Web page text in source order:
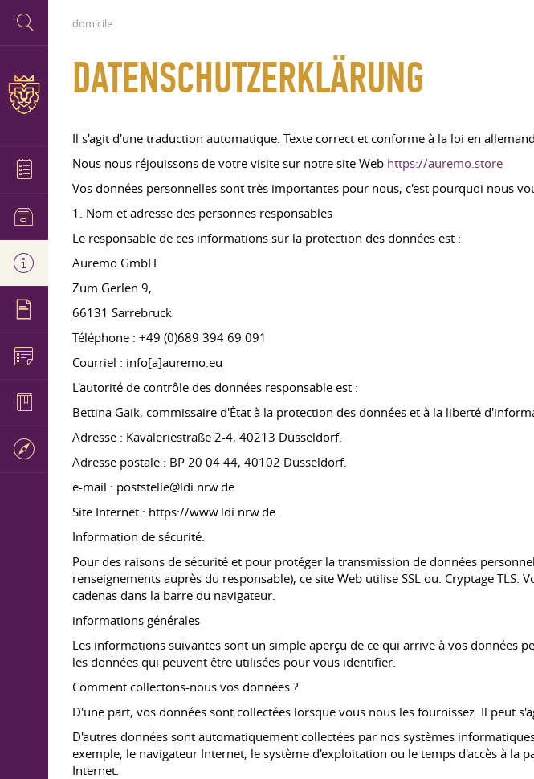
domicile
DATENSCHUTZERKLÄRUNG
Il s'agit d'une traduction automatique. Texte correct et conforme à la loi en
Nous nous réjouissons de votre visite sur notre site Web https://auremo.store
Vos données personnelles sont très importantes pour nous, c'est pourquoi nous
1. Nom et adresse des personnes responsables
Le responsable de ces informations sur la protection des données est :
Auremo GmbH
Zum Gerlen 9,
66131 Sarrebruck
Téléphone : +49 (0)689 394 69 091
Courriel : info[a]auremo.eu
L'autorité de contrôle des données responsable est :
Bettina Gaik, commissaire d'État à la protection des données et à la liberté
Adresse : Kavaleriestraße 2-4, 40213 Düsseldorf.
Adresse postale : BP 20 04 44, 40102 Düsseldorf.
e-mail : poststelle@ldi.nrw.de
Site Internet : https://www.ldi.nrw.de.
Information de sécurité:
Pour des raisons de sécurité et pour protéger la transmission de données
renseignements auprès du responsable), ce site Web utilise SSL ou. Cryptage
cadenas dans la barre du navigateur.
informations générales
Les informations suivantes sont un simple aperçu de ce qui arrive à vos données
les données qui peuvent être utilisées pour vous identifier.
Comment collectons-nous vos données ?
D'une part, vos données sont collectées lorsque vous nous les fournissez. Il peut
D'autres données sont automatiquement collectées par nos systèmes
exemple, le navigateur Internet, le système d'exploitation ou le temps d'accès à la
Internet.